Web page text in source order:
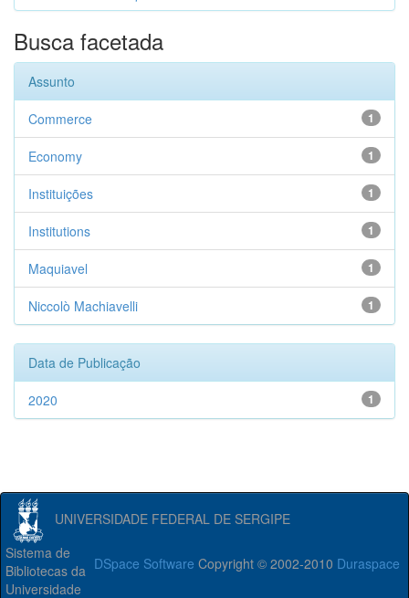
Busca facetada
Assunto
1
Commerce
1
Economy
1
Instituições
1
Institutions
1
Maquiavel
1
Niccolò Machiavelli
Data de Publicação
1
2020
UNIVERSIDADE FEDERAL DE SERGIPE
DSpace Software Copyright © 2002-2010 Duraspace
Sistema de
Bibliotecas da
Universidade